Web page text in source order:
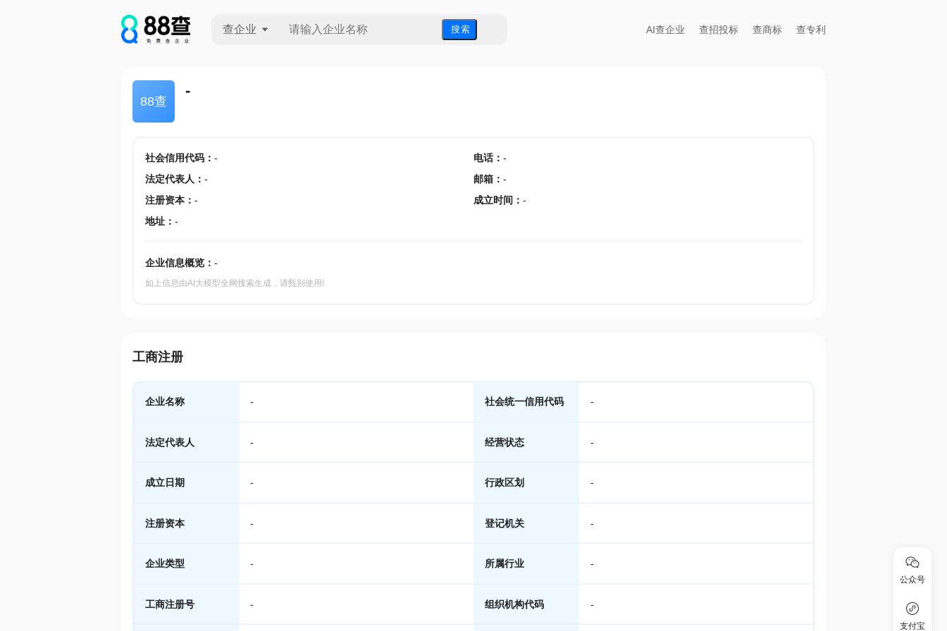
查企业 搜 索 AI查企业 查招投标 查商标 查专利
88查
-
社会信用代码： - 电话： -
法定代表人 ： - 邮箱 ： -
注册资本： - 成立时间 ： -
地址： -
企业信息概览： -
如上信息由AI大模型全网搜索生成，请甄别使用!
工商注册
企业名称 - 社会统一信用代码 -
法定代表人 - 经营状态 -
成立日期 - 行政区划 -
注册资本 - 登记机关 -
企业类型 - 所属行业 -
工商注册号 - 组织机构代码 -
公众号
支付宝